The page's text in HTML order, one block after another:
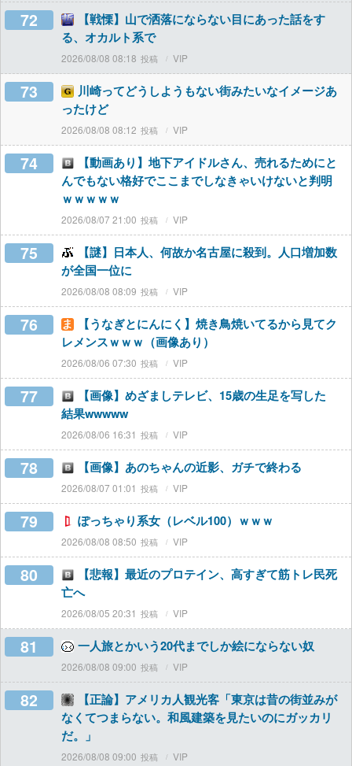
72
【戦慄】山で洒落にならない目にあった話をす
る、オカルト系で
2026/08/08 08:18 VIP
73
川崎ってどうしようもない街みたいなイメージあ
ったけど
2026/08/08 08:12 VIP
74
【動画あり】地下アイドルさん、売れるためにと
んでもない格好でここまでしなきゃいけないと判明
ｗｗｗｗｗ
2026/08/07 21:00 VIP
75
【謎】日本人、何故か名古屋に殺到。人口増加数
が全国一位に
2026/08/08 08:09 VIP
76
【うなぎとにんにく】焼き鳥焼いてるから見てク
レメンスｗｗｗ（画像あり）
2026/08/06 07:30 VIP
77
【画像】めざましテレビ、15歳の生足を写した
結果wwwww
2026/08/06 16:31 VIP
78 【画像】あのちゃんの近影、ガチで終わる
2026/08/07 01:01 VIP
79 ぽっちゃり系女（レベル100）ｗｗｗ
2026/08/08 08:50 VIP
80
【悲報】最近のプロテイン、高すぎて筋トレ民死
亡へ
2026/08/05 20:31 VIP
81 一人旅とかいう20代までしか絵にならない奴
2026/08/08 09:00 VIP
82
【正論】アメリカ人観光客「東京は昔の街並みが
なくてつまらない。和風建築を見たいのにガッカリ
だ。」
2026/08/08 09:00 VIP